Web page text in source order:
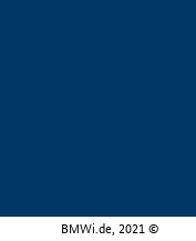
BMWi.de, 2021 ©